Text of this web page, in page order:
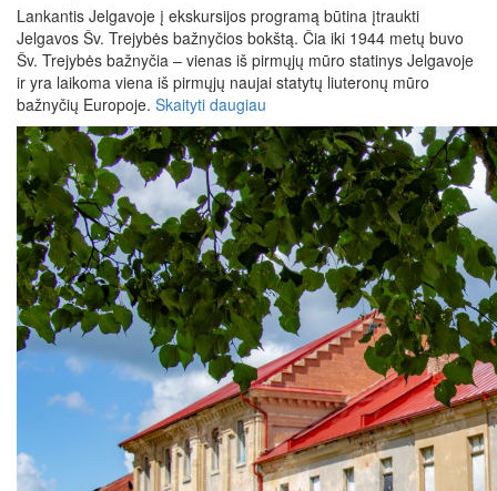
Lankantis Jelgavoje į ekskursijos programą būtina įtraukti
Jelgavos Šv. Trejybės bažnyčios bokštą. Čia iki 1944 metų buvo
Šv. Trejybės bažnyčia – vienas iš pirmųjų mūro statinys Jelgavoje
ir yra laikoma viena iš pirmųjų naujai statytų liuteronų mūro
bažnyčių Europoje. Skaityti daugiau